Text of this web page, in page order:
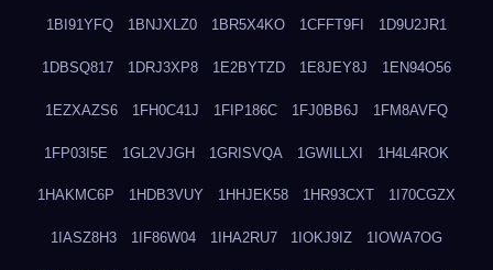
1BI91YFQ 1BNJXLZ0 1BR5X4KO 1CFFT9FI 1D9U2JR1
1DBSQ817 1DRJ3XP8 1E2BYTZD 1E8JEY8J 1EN94O56
1EZXAZS6 1FH0C41J 1FIP186C 1FJ0BB6J 1FM8AVFQ
1FP03I5E 1GL2VJGH 1GRISVQA 1GWILLXI 1H4L4ROK
1HAKMC6P 1HDB3VUY 1HHJEK58 1HR93CXT 1I70CGZX
1IASZ8H3 1IF86W04 1IHA2RU7 1IOKJ9IZ 1IOWA7OG